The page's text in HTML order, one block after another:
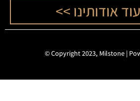
אודותינו >>
Copyright 2023, Milstone |
©